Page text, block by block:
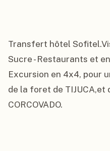
Transfert hôtel
Sucre - Restaurants et
Excursion en 4x4, pour
de la foret de TIJUCA,et
CORCOVADO.